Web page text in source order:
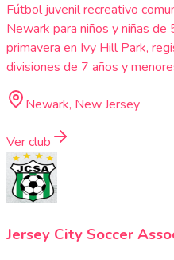
Fútbol juvenil recreativo
Newark para niños y niñas
primavera en Ivy Hill Park,
divisiones de 7 años y
Newark, New Jersey
Ver club
Jersey City Soccer